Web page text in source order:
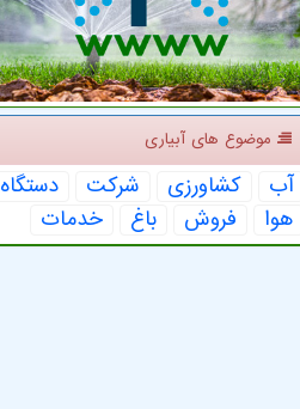
موضوع های آبیاری
آب كشاورزی شركت
دستگاه
هوا
فروش باغ خدمات